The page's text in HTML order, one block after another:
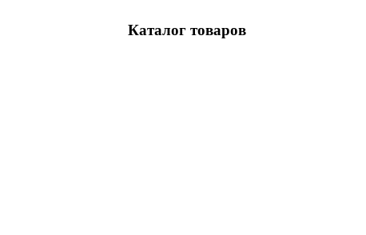
Каталог товаров